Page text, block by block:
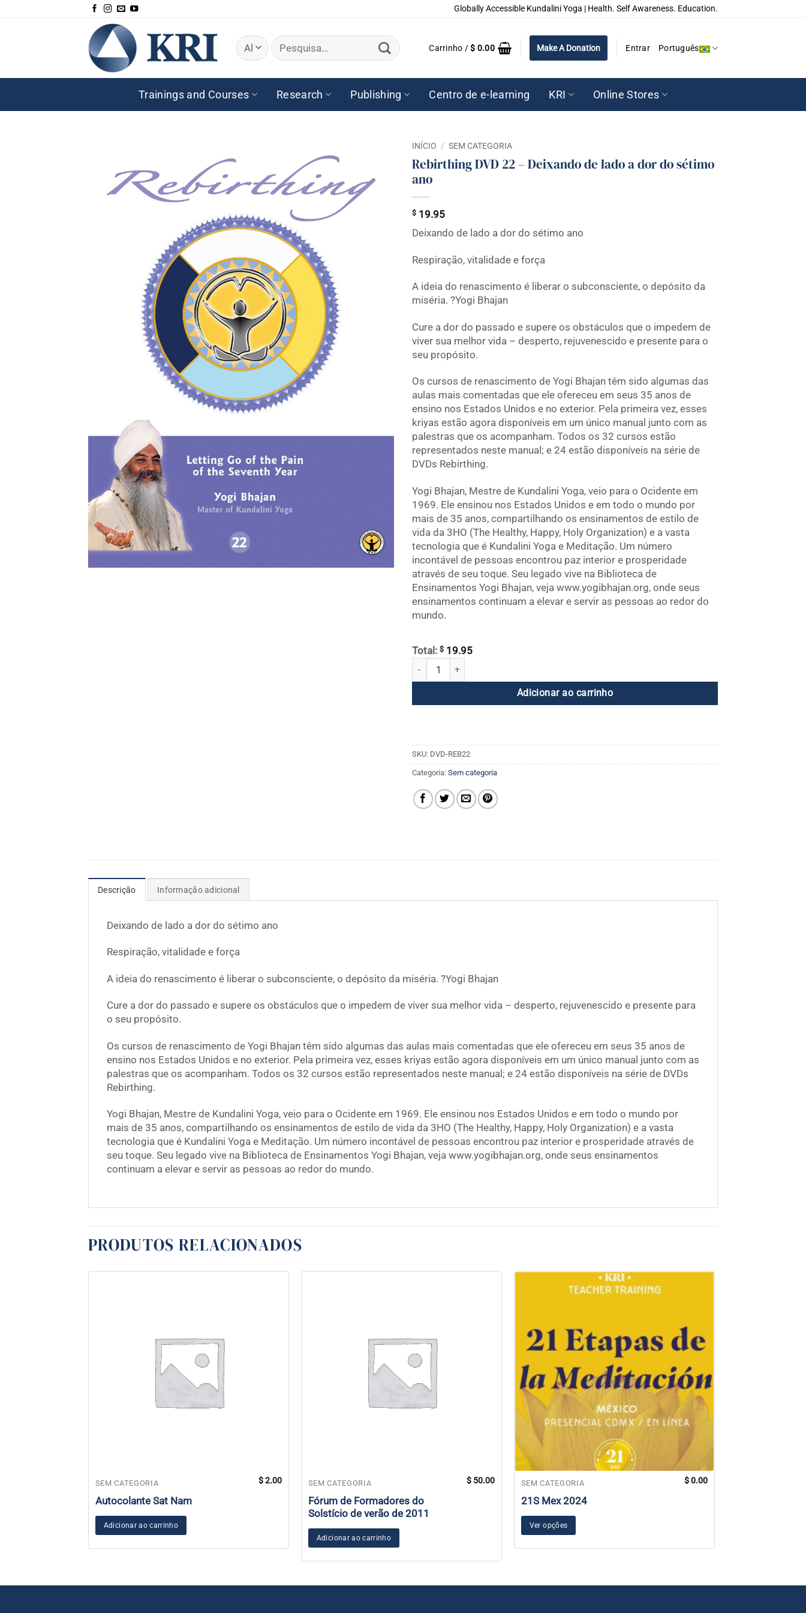
Globally Accessible Kundalini Yoga | Health. Self Awareness. Education.
Pesquisar
por:
Carrinho /$ 0.00 Make A Donation Entrar Português
Trainings and Courses Research Publishing Centro de e-learning KRI Online Stores
INÍCIO / SEM CATEGORIA
Rebirthing DVD 22 – Deixando de lado a dor do sétimo
ano
$ 19.95
Deixando de lado a dor do sétimo ano
Respiração, vitalidade e força
A ideia do renascimento é liberar o subconsciente, o depósito da
miséria. ?Yogi Bhajan
Cure a dor do passado e supere os obstáculos que o impedem de
viver sua melhor vida – desperto, rejuvenescido e presente para o
seu propósito.
Os cursos de renascimento de Yogi Bhajan têm sido algumas das
aulas mais comentadas que ele ofereceu em seus 35 anos de
ensino nos Estados Unidos e no exterior. Pela primeira vez, esses
kriyas estão agora disponíveis em um único manual junto com as
palestras que os acompanham. Todos os 32 cursos estão
representados neste manual; e 24 estão disponíveis na série de
DVDs Rebirthing.
Yogi Bhajan, Mestre de Kundalini Yoga, veio para o Ocidente em
1969. Ele ensinou nos Estados Unidos e em todo o mundo por
mais de 35 anos, compartilhando os ensinamentos de estilo de
vida da 3HO (The Healthy, Happy, Holy Organization) e a vasta
tecnologia que é Kundalini Yoga e Meditação. Um número
incontável de pessoas encontrou paz interior e prosperidade
através de seu toque. Seu legado vive na Biblioteca de
Ensinamentos Yogi Bhajan, veja www.yogibhajan.org, onde seus
ensinamentos continuam a elevar e servir as pessoas ao redor do
mundo.
Total: $ 19.95
Rebirthing DVD 22 - Deixando de lado a dor do sétimo ano quantidade
Adicionar ao carrinho
SKU: DVD-REB22
Categoria: Sem categoria
Descrição Informação adicional
Deixando de lado a dor do sétimo ano
Respiração, vitalidade e força
A ideia do renascimento é liberar o subconsciente, o depósito da miséria. ?Yogi Bhajan
Cure a dor do passado e supere os obstáculos que o impedem de viver sua melhor vida – desperto, rejuvenescido e presente para
o seu propósito.
Os cursos de renascimento de Yogi Bhajan têm sido algumas das aulas mais comentadas que ele ofereceu em seus 35 anos de
ensino nos Estados Unidos e no exterior. Pela primeira vez, esses kriyas estão agora disponíveis em um único manual junto com as
palestras que os acompanham. Todos os 32 cursos estão representados neste manual; e 24 estão disponíveis na série de DVDs
Rebirthing.
Yogi Bhajan, Mestre de Kundalini Yoga, veio para o Ocidente em 1969. Ele ensinou nos Estados Unidos e em todo o mundo por
mais de 35 anos, compartilhando os ensinamentos de estilo de vida da 3HO (The Healthy, Happy, Holy Organization) e a vasta
tecnologia que é Kundalini Yoga e Meditação. Um número incontável de pessoas encontrou paz interior e prosperidade através de
seu toque. Seu legado vive na Biblioteca de Ensinamentos Yogi Bhajan, veja www.yogibhajan.org, onde seus ensinamentos
continuam a elevar e servir as pessoas ao redor do mundo.
PRODUTOS RELACIONADOS
SEM CATEGORIA
Autocolante Sat Nam
$2.00
Adicionar ao carrinho
SEM CATEGORIA
Fórum de Formadores do
Solstício de verão de 2011
$ 50.00
Adicionar ao carrinho
SEM CATEGORIA
21S Mex 2024
$0.00
Ver opções